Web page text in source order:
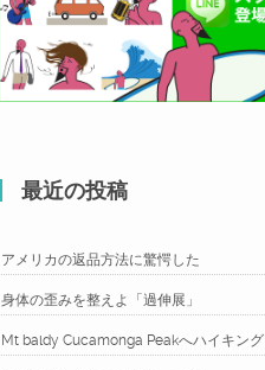
最近の投稿
アメリカの返品方法に驚愕した
身体の歪みを整えよ「過伸展」
Mt baldy Cucamonga Peakへハイキング